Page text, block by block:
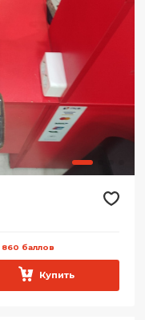
860 баллов
Купить